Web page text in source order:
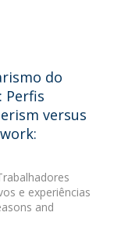
do
Perfis
versus
e experiências
and